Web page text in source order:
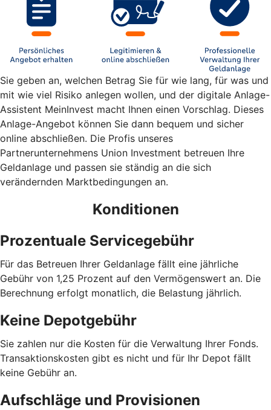
Sie geben an, welchen Betrag Sie für wie lang, für was und
mit wie viel Risiko anlegen wollen, und der digitale Anlage-
Assistent MeinInvest macht Ihnen einen Vorschlag. Dieses
Anlage-Angebot können Sie dann bequem und sicher
online abschließen. Die Profis unseres
Partnerunternehmens Union Investment betreuen Ihre
Geldanlage und passen sie ständig an die sich
verändernden Marktbedingungen an.
Konditionen
Prozentuale Servicegebühr
Für das Betreuen Ihrer Geldanlage fällt eine jährliche
Gebühr von 1,25 Prozent auf den Vermögenswert an. Die
Berechnung erfolgt monatlich, die Belastung jährlich.
Keine Depotgebühr
Sie zahlen nur die Kosten für die Verwaltung Ihrer Fonds.
Trans­aktions­kosten gibt es nicht und für Ihr Depot fällt
keine Gebühr an.
Aufschläge und Provisionen